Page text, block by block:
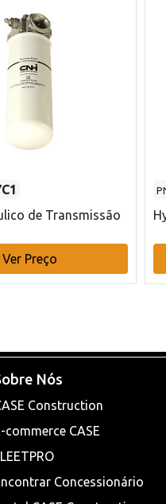
de Transmissão
Ver Preço
Nós
Construction
commerce CASE
Concessionário